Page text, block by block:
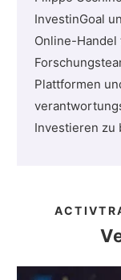
InvestinGoal
Online-
Plattformen
Investieren zu